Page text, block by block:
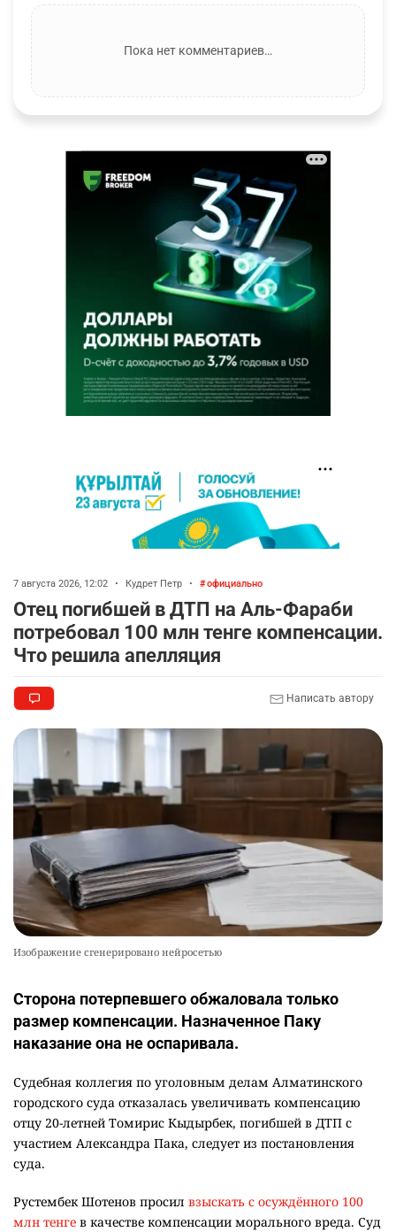
Пока нет комментариев…
7 августа 2026, 12:02 • Кудрет Петр • официально
Отец погибшей в ДТП на Аль-Фараби
потребовал 100 млн тенге компенсации.
Что решила апелляция
Написать автору
Изображение сгенерировано нейросетью
Сторона потерпевшего обжаловала только
размер компенсации. Назначенное Паку
наказание она не оспаривала.
Судебная коллегия по уголовным делам Алматинского
городского суда отказалась увеличивать компенсацию
отцу 20-летней Томирис Кыдырбек, погибшей в ДТП с
участием Александра Пака, следует из постановления
суда.
Рустембек Шотенов просил взыскать с осуждённого 100
млн тенге в качестве компенсации морального вреда. Суд